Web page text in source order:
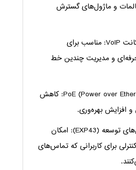
و ماژول‌های گسترش
پشتیبانی از ۱۶ اکانت VoIP: مناسب برای
و مدیریت چندین خط
پشتیبانی از PoE (Power over Ethernet): کاهش
و افزایش بهره‌وری.
سازگاری با ماژول‌های توسعه (EXP43): امکان
برای کاربرانی که تماس‌های